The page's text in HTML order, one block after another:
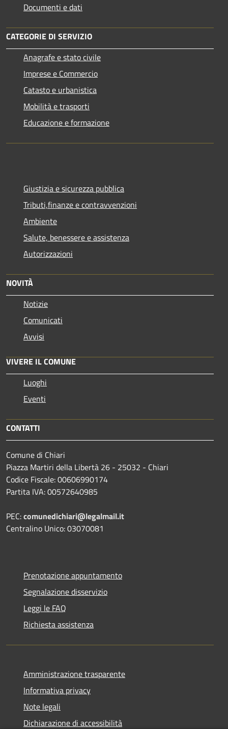
Documenti e dati
CATEGORIE DI SERVIZIO
Anagrafe e stato civile
Imprese e Commercio
Catasto e urbanistica
Mobilità e trasporti
Educazione e formazione
Giustizia e sicurezza pubblica
Tributi,finanze e contravvenzioni
Ambiente
Salute, benessere e assistenza
Autorizzazioni
NOVITÀ
Notizie
Comunicati
Avvisi
VIVERE IL COMUNE
Luoghi
Eventi
CONTATTI
Comune di Chiari
Piazza Martiri della Libertà 26 - 25032 - Chiari
Codice Fiscale: 00606990174
Partita IVA: 00572640985
PEC:comunedichiari@legalmail.it
Centralino Unico: 03070081
Prenotazione appuntamento
Segnalazione disservizio
Leggi le FAQ
Richiesta assistenza
Amministrazione trasparente
Informativa privacy
Note legali
Dichiarazione di accessibilità